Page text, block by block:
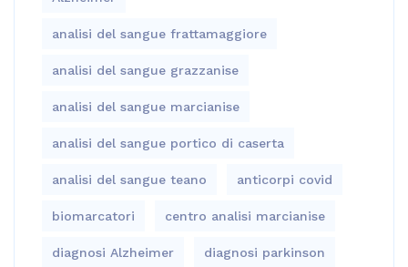
analisi del sangue frattamaggiore
analisi del sangue grazzanise
analisi del sangue marcianise
analisi del sangue portico di caserta
analisi del sangue teano anticorpi covid
biomarcatori centro analisi marcianise
diagnosi Alzheimer diagnosi parkinson